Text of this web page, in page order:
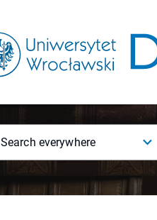
Search everywhere